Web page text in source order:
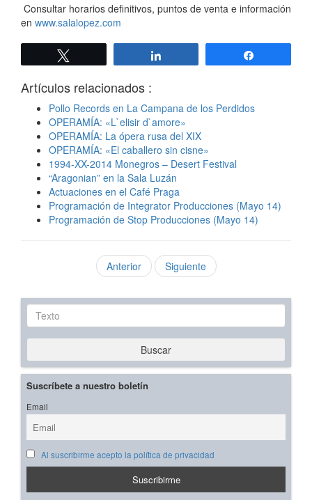
Consultar horarios definitivos, puntos de venta e información
en www.salalopez.com
Artículos relacionados :
Pollo Records en La Campana de los Perdidos
OPERAMÍA: «L`elisir d`amore»
OPERAMÍA: La ópera rusa del XIX
OPERAMÍA: «El caballero sin cisne»
1994-XX-2014 Monegros – Desert Festival
“Aragonian” en la Sala Luzán
Actuaciones en el Café Praga
Programación de Integrator Producciones (Mayo 14)
Programación de Stop Producciones (Mayo 14)
Anterior Siguiente
Texto
Buscar
Suscríbete a nuestro boletín
Email
Al suscribirme acepto la política de privacidad